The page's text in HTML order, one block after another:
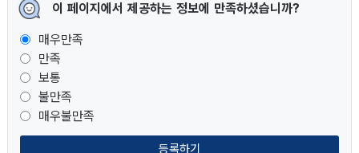
이 페이지에서 제공하는 정보에 만족하셨습니까?
매우만족
만족
보통
불만족
매우불만족
등록하기